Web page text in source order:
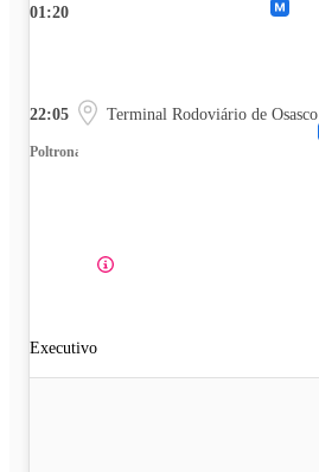
01:20
22:05 Terminal Rodoviário de Osasco
Poltrona
Executivo